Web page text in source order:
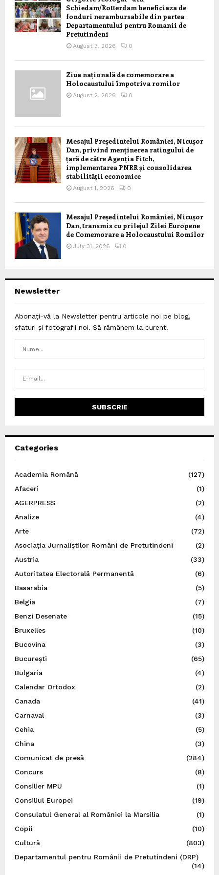
Schiedam/Rotterdam beneficiaza de
fonduri nerambursabile din partea
Departamentului pentru Romanii de
Pretutindeni
August 3, 2026 0
Ziua națională de comemorare a
Holocaustului împotriva romilor
August 2, 2026 0
Mesajul Președintelui României, Nicușor
Dan, privind menținerea ratingului de
țară de către Agenția Fitch,
implementarea PNRR și consolidarea
stabilității economice
August 1, 2026 0
Mesajul Președintelui României, Nicușor
Dan, transmis cu prilejul Zilei Europene
de Comemorare a Holocaustului Romilor
July 31, 2026 0
Newsletter
Abonați-vă la Newsletter pentru articole noi pe blog,
sfaturi și fotografii noi. Să rămânem la curent!
Categories
Academia Română
(127)
Afaceri
(1)
AGERPRESS
(2)
Analize
(4)
Arte
(72)
Asociația Jurnaliștilor Români de Pretutindeni
(2)
Austria
(33)
Autoritatea Electorală Permanentă
(6)
Basarabia
(5)
Belgia
(7)
Benzi Desenate
(15)
Bruxelles
(10)
Bucovina
(3)
București
(65)
Bulgaria
(4)
Calendar Ortodox
(2)
Canada
(41)
Carnaval
(3)
Cehia
(5)
China
(3)
Comunicat de presă
(284)
Concurs
(8)
Consilier MPU
(1)
Consiliul Europei
(19)
Consulatul General al României la Marsilia
(1)
Copii
(10)
Cultură
(803)
Departamentul pentru Românii de Pretutindeni (DRP)
(14)